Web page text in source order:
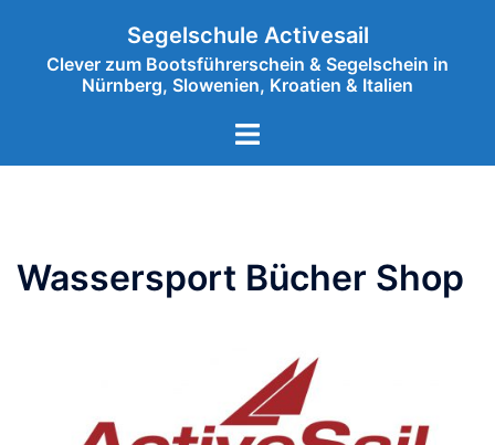
Segelschule Activesail
Clever zum Bootsführerschein & Segelschein in
Nürnberg, Slowenien, Kroatien & Italien
Wassersport Bücher Shop